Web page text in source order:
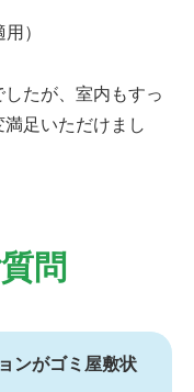
）
したが、室内もすっ
足いただけまし
問
ンがゴミ屋敷状